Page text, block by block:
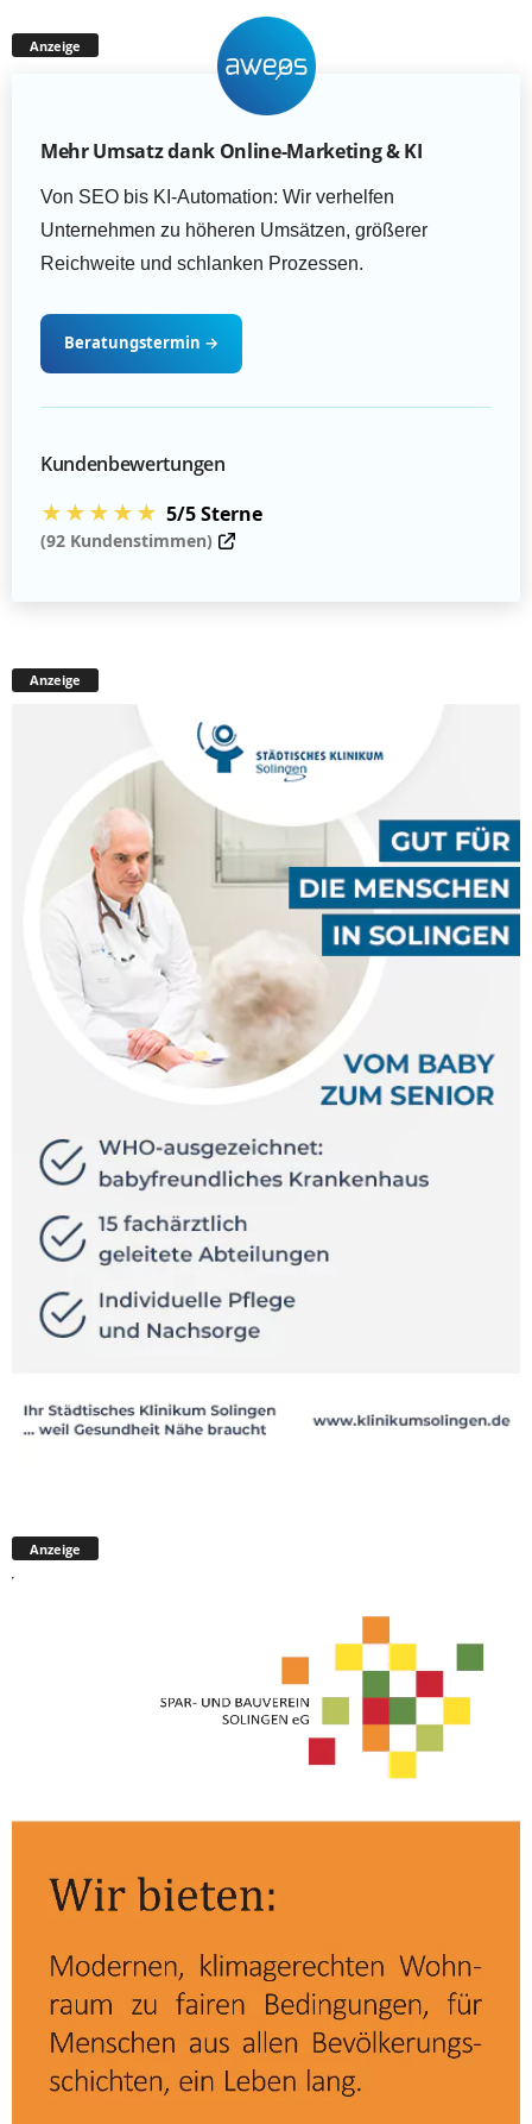
Anzeige
Mehr Umsatz dank Online-Marketing & KI
Von SEO bis KI-Automation: Wir verhelfen
Unternehmen zu höheren Umsätzen, größerer
Reichweite und schlanken Prozessen.
Beratungstermin →
Kundenbewertungen
★★★★★ 5/5 Sterne
(92 Kundenstimmen)
Anzeige
Anzeige